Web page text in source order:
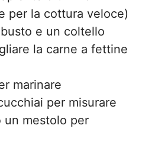
per la cottura veloce)
e un coltello
la carne a fettine
marinare
per misurare
un mestolo per